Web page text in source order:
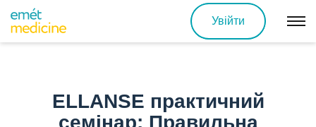
Увійти
ELLANSE практичний
семінар: Правильна